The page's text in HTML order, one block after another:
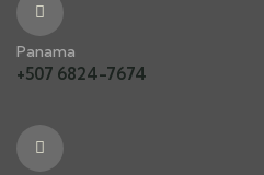
Panama
+507 6824-7674